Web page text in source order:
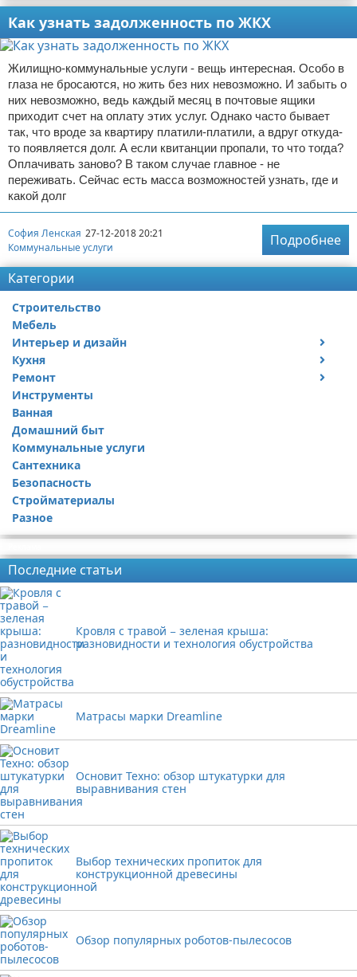
Как узнать задолженность по ЖКХ
Жилищно-коммунальные услуги - вещь интересная. Особо в
глаза не бросаются, но жить без них невозможно. И забыть о
них невозможно, ведь каждый месяц в почтовые ящики
приходит счет на оплату этих услуг. Однако часто бывает
так, что вроде за квартиру платили-платили, а вдруг откуда-
то появляется долг. А если квитанции пропали, то что тогда?
Оплачивать заново? В таком случае главное - не
переживать. Сейчас есть масса возможностей узнать, где и
какой долг
София Ленская 27-12-2018 20:21
Коммунальные услуги
Подробнее
Категории
Строительство
Мебель
Интерьер и дизайн
Дизайн дачи
Дизайн квартиры
Кухня
Посуда
Ремонт
Ремонт дачи
Ремонт квартиры
Инструменты
Ванная
Домашний быт
Коммунальные услуги
Сантехника
Безопасность
Стройматериалы
Разное
Последние статьи
Кровля с травой − зеленая крыша:
разновидности и технология обустройства
Матрасы марки Dreamline
Основит Техно: обзор штукатурки для
выравнивания стен
Выбор технических пропиток для
конструкционной древесины
Обзор популярных роботов-пылесосов